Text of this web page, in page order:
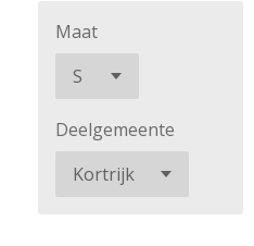
Maat
Deelgemeente